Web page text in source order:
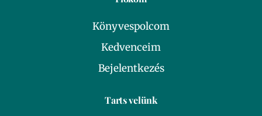
Könyvespolcom
Kedvenceim
Bejelentkezés
Tarts velünk